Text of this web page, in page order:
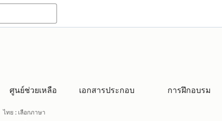
ศูนย์ช่วยเหลือ เอกสารประกอบ การฝึกอบรม
ไทย : เลือกภาษา